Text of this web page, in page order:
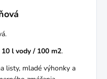
l vody / 100 m2.
listy, mladé výhonky a